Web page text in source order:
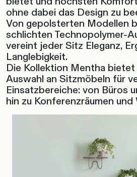
ohne dabei das Design zu
Von gepolsterten Modellen
schlichten Technopolymer-
vereint jeder Sitz Eleganz,
Langlebigkeit.
Die Kollektion Mentha bietet
Auswahl an Sitzmöbeln für
Einsatzbereiche: von Büros
hin zu Konferenzräumen